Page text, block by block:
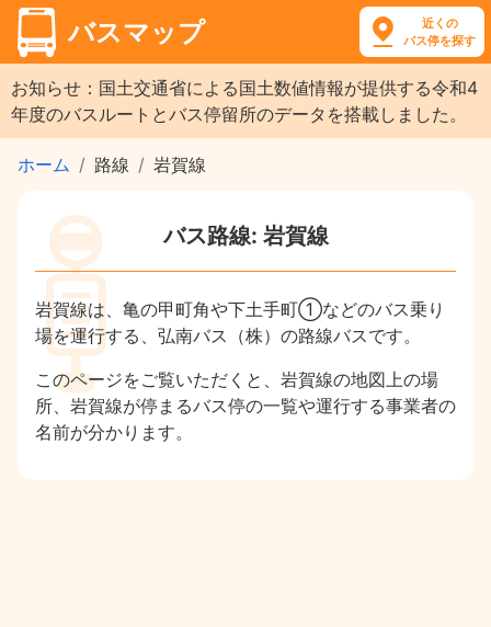
バスマップ
近くの
バス停を探す
お知らせ：国土交通省による国土数値情報が提供する令和4
年度のバスルートとバス停留所のデータを搭載しました。
ホーム 路線 岩賀線
バス路線: 岩賀線
岩賀線は、亀の甲町角や下土手町①などのバス乗り
場を運行する、弘南バス（株）の路線バスです。
このページをご覧いただくと、岩賀線の地図上の場
所、岩賀線が停まるバス停の一覧や運行する事業者の
名前が分かります。